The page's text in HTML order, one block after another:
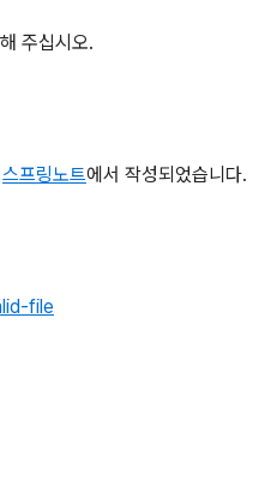
주십시오.
스프링노트에서 작성되었습니다.
file